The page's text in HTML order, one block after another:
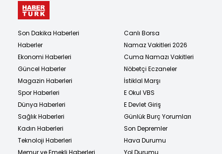
Son Dakika Haberleri
Haberler
Ekonomi Haberleri
Güncel Haberler
Magazin Haberleri
Spor Haberleri
Dünya Haberleri
Sağlık Haberleri
Kadın Haberleri
Teknoloji Haberleri
Memur ve Emekli Haberleri
Canlı Borsa
Namaz Vakitleri 2026
Cuma Namazı Vakitleri
Nöbetçi Eczaneler
İstiklal Marşı
E Okul VBS
E Devlet Giriş
Günlük Burç Yorumları
Son Depremler
Hava Durumu
Yol Durumu